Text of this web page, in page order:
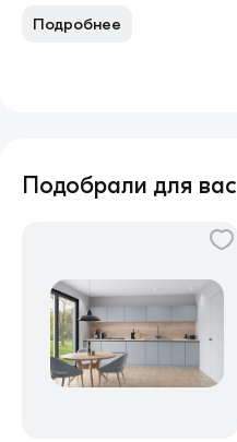
Подробнее
Подобрали для вас